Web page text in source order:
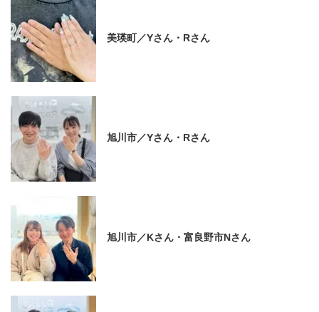
美瑛町／Yさん・Rさん
旭川市／Yさん・Rさん
旭川市／Kさん・富良野市Nさん